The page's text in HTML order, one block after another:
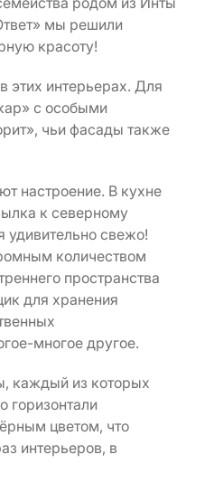
мы решили
красоту!
этих интерьерах. Для
с особыми
чьи фасады также
настроение. В кухне
к северному
удивительно свежо!
количеством
пространства
для хранения
многое другое.
каждый из которых
горизонтали
цветом, что
интерьеров, в